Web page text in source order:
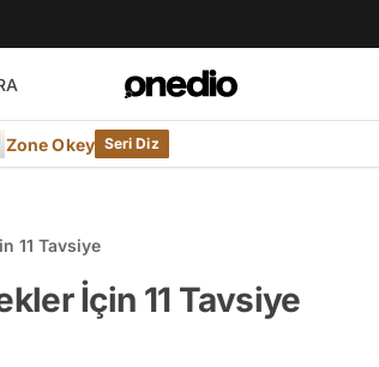
Zone Okey Seri Diz
11 Tavsiye
İçin 11 Tavsiye